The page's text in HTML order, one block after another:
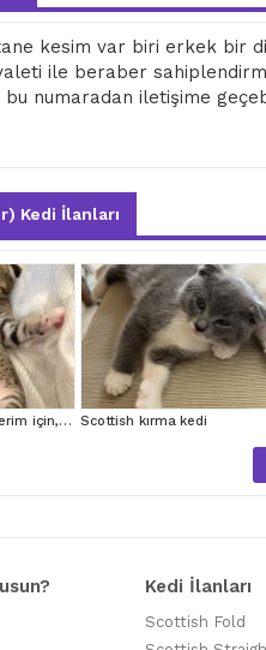
kesim var biri erkek bir
ile beraber
bu numaradan iletişime
Kedi İlanları
2 aylık yavru kedilerim için, hayvan sever bir aile arıyorum Scottish kırma kedi
Kedi İlanları
Scottish Fold